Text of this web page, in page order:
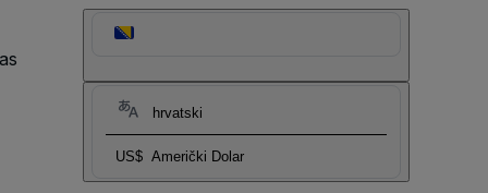
hrvatski
US$ Američki Dolar